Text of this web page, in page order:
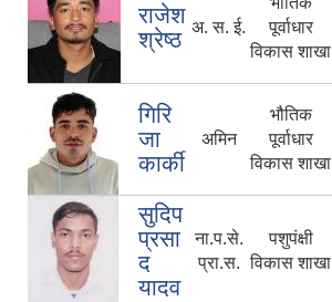
राजेश
श्रेष्ठ अ. स. ई.
पूर्वाधार
विकास शाखा
गिरि
जा
कार्की
अमिन
भौतिक
पूर्वाधार
विकास शाखा
सुदिप
प्रसा
द
यादव
ना.प.से.
प्रा.स.
पशुपंक्षी
विकास शाखा